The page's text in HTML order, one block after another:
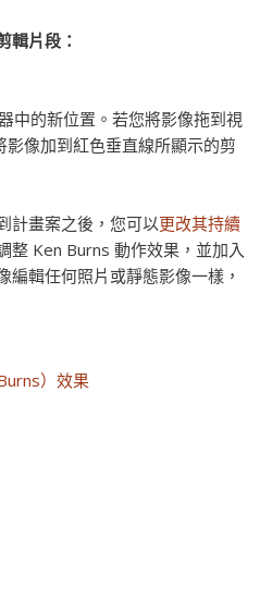
輯片段：
中的新位置。若您將影像拖到視
像加到紅色垂直線所顯示的剪
計畫案之後，您可以更改其持續
整 Ken Burns 動作效果，並加入
輯任何照片或靜態影像一樣，
）效果